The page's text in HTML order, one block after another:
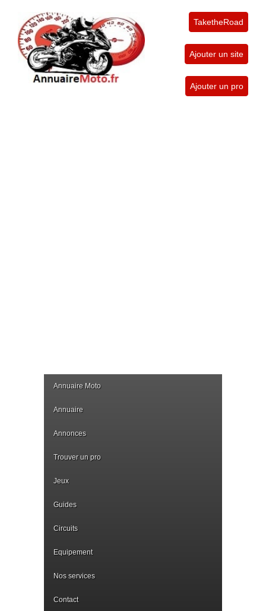
TaketheRoad
Ajouter un site
Ajouter un pro
Annuaire Moto
Annuaire
Annonces
Trouver un pro
Jeux
Guides
Circuits
Equipement
Nos services
Contact